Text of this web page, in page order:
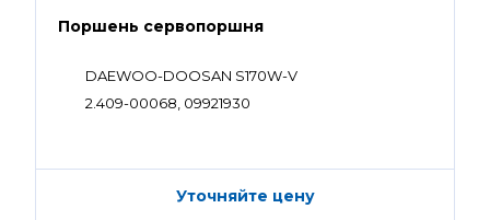
Поршень сервопоршня
DAEWOO-DOOSAN S170W-V
2.409-00068, 09921930
Уточняйте цену